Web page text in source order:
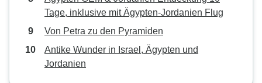
Tage, inklusive mit Ägypten-Jordanien Flug
Von Petra zu den Pyramiden
Antike Wunder in Israel, Ägypten und
Jordanien